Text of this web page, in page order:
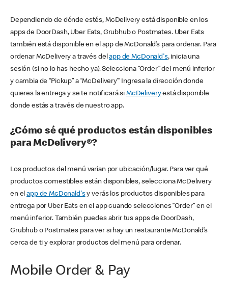
Dependiendo de dónde estés, McDelivery está disponible en los
apps de DoorDash, Uber Eats, Grubhub o Postmates. Uber Eats
también está disponible en el app de McDonald’s para ordenar. Para
ordenar McDelivery a través delapp de McDonald's, inicia una
sesión (si no lo has hecho ya). Selecciona “Order” del menú inferior
y cambia de “Pickup” a “McDelivery’” Ingresa la dirección donde
quieres la entrega y se te notificará si McDeliveryestá disponible
donde estás a través de nuestro app.
¿Cómo sé qué productos están disponibles
para McDelivery®?
Los productos del menú varían por ubicación/lugar. Para ver qué
productos comestibles están disponibles, selecciona McDelivery
en elapp de McDonald'sy verás los productos disponibles para
entrega por Uber Eats en el app cuando selecciones “Order” en el
menú inferior. También puedes abrir tus apps de DoorDash,
Grubhub o Postmates para ver si hay un restaurante McDonald’s
cerca de ti y explorar productos del menú para ordenar.
Mobile Order & Pay